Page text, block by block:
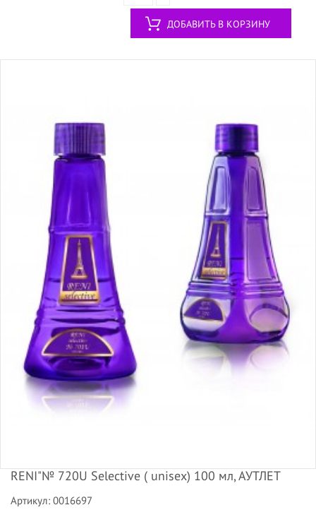
ДОБАВИТЬ В КОРЗИНУ
RENI"№ 720U Selective ( unisex) 100 мл, АУТЛЕТ
Артикул: 0016697